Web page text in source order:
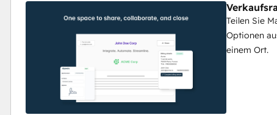
und Geschäftsbedingungen.
Abonnementverlängerungen und Änderungen in der Mitte
Verfolgen Sie MRR, ARR und den Vertragswert automatisch.
Nahtlose CRM- und ERP-Integration
Qwoty lässt sich nativ in führende CRM-Systeme
Teilen Sie
Optionen
einem Ort.